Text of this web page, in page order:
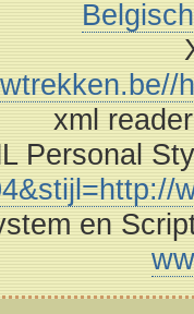
xml
Personal
en